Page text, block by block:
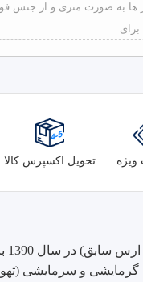
ها به صورت متری و از جنس
ویژه تحویل اکسپرس کالا
و سرمایشی